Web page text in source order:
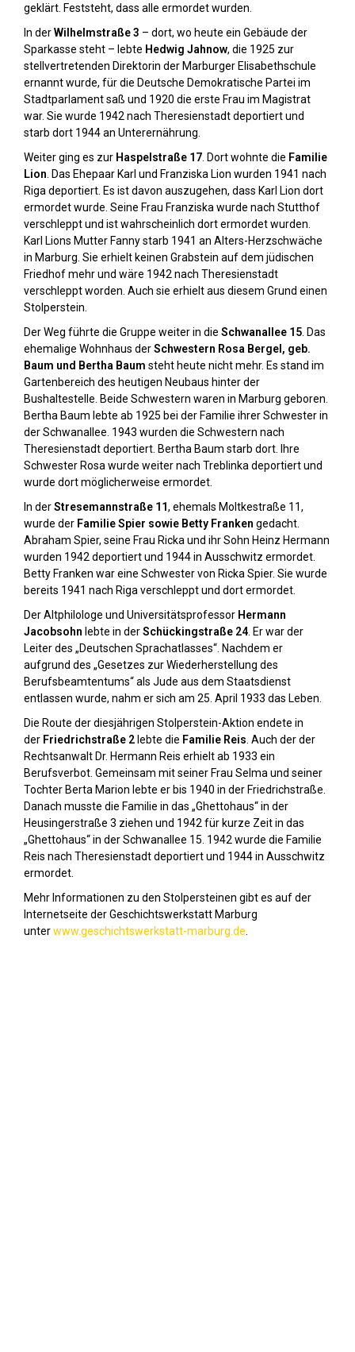
geklärt. Feststeht, dass alle ermordet wurden.
In derWilhelmstraße 3 – dort, wo heute ein Gebäude der
Sparkasse steht – lebte Hedwig Jahnow, die 1925 zur
stellvertretenden Direktorin der Marburger Elisabethschule
ernannt wurde, für die Deutsche Demokratische Partei im
Stadtparlament saß und 1920 die erste Frau im Magistrat
war. Sie wurde 1942 nach Theresienstadt deportiert und
starb dort 1944 an Unterernährung.
Weiter ging es zur Haspelstraße 17 . Dort wohnte die Familie
Lion . Das Ehepaar Karl und Franziska Lion wurden 1941 nach
Riga deportiert. Es ist davon auszugehen, dass Karl Lion dort
ermordet wurde. Seine Frau Franziska wurde nach Stutthof
verschleppt und ist wahrscheinlich dort ermordet wurden.
Karl Lions Mutter Fanny starb 1941 an Alters-Herzschwäche
in Marburg. Sie erhielt keinen Grabstein auf dem jüdischen
Friedhof mehr und wäre 1942 nach Theresienstadt
verschleppt worden. Auch sie erhielt aus diesem Grund einen
Stolperstein.
Der Weg führte die Gruppe weiter in die Schwanallee 15 . Das
ehemalige Wohnhaus derSchwestern Rosa Bergel, geb.
Baum und Bertha Baum steht heute nicht mehr. Es stand im
Gartenbereich des heutigen Neubaus hinter der
Bushaltestelle. Beide Schwestern waren in Marburg geboren.
Bertha Baum lebte ab 1925 bei der Familie ihrer Schwester in
der Schwanallee. 1943 wurden die Schwestern nach
Theresienstadt deportiert. Bertha Baum starb dort. Ihre
Schwester Rosa wurde weiter nach Treblinka deportiert und
wurde dort möglicherweise ermordet.
In derStresemannstraße 11, ehemals Moltkestraße 11,
wurde der Familie Spier sowie Betty Franken gedacht.
Abraham Spier, seine Frau Ricka und ihr Sohn Heinz Hermann
wurden 1942 deportiert und 1944 in Ausschwitz ermordet.
Betty Franken war eine Schwester von Ricka Spier. Sie wurde
bereits 1941 nach Riga verschleppt und dort ermordet.
Der Altphilologe und Universitätsprofessor Hermann
Jacobsohn lebte in derSchückingstraße 24 . Er war der
Leiter des „Deutschen Sprachatlasses“. Nachdem er
aufgrund des „Gesetzes zur Wiederherstellung des
Berufsbeamtentums“ als Jude aus dem Staatsdienst
entlassen wurde, nahm er sich am 25. April 1933 das Leben.
Die Route der diesjährigen Stolperstein-Aktion endete in
der Friedrichstraße 2lebte die Familie Reis . Auch der der
Rechtsanwalt Dr. Hermann Reis erhielt ab 1933 ein
Berufsverbot. Gemeinsam mit seiner Frau Selma und seiner
Tochter Berta Marion lebte er bis 1940 in der Friedrichstraße.
Danach musste die Familie in das „Ghettohaus“ in der
Heusingerstraße 3 ziehen und 1942 für kurze Zeit in das
„Ghettohaus“ in der Schwanallee 15. 1942 wurde die Familie
Reis nach Theresienstadt deportiert und 1944 in Ausschwitz
ermordet.
Mehr Informationen zu den Stolpersteinen gibt es auf der
Internetseite der Geschichtswerkstatt Marburg
unterwww.geschichtswerkstatt-marburg.de